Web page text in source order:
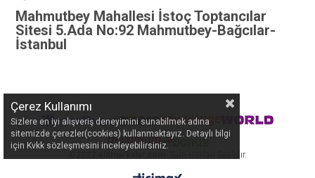
Mahmutbey Mahallesi İstoç Toptancılar
Sitesi 5.Ada No:92 Mahmutbey-Bağcılar-
İstanbul
- Tüm Hakları Saklıdır.
Çerez Kullanımı
Sizlere en iyi alışveriş deneyimini sunabilmek adına
sitemizde çerezler(cookies) kullanmaktayız. Detaylı bilgi
için Kvkk sözleşmesini inceleyebilirsiniz.